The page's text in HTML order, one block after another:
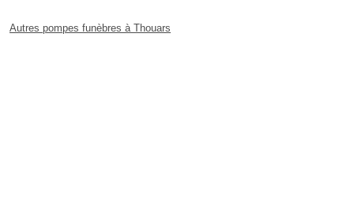
Autres pompes funèbres à Thouars